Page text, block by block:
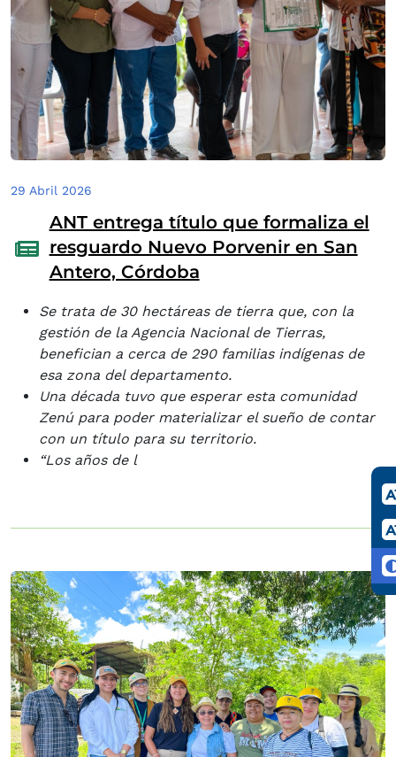
29 Abril 2026
ANT entrega título que formaliza el
resguardo Nuevo Porvenir en San
Antero, Córdoba
Se trata de 30 hectáreas de tierra que, con la
gestión de la Agencia Nacional de Tierras,
benefician a cerca de 290 familias indígenas de
esa zona del departamento.
Una década tuvo que esperar esta comunidad
Zenú para poder materializar el sueño de contar
con un título para su territorio.
“Los años de l